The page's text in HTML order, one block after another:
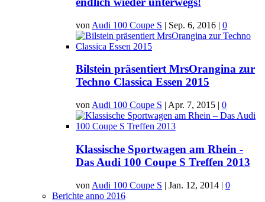
von Audi 100 Coupe S | Sep. 6, 2016 | 0
Bilstein präsentiert MrsOrangina zur
Techno Classica Essen 2015
von Audi 100 Coupe S | Apr. 7, 2015 | 0
Klassische Sportwagen am Rhein -
Das Audi 100 Coupe S Treffen 2013
von Audi 100 Coupe S | Jan. 12, 2014 | 0
Berichte anno 2016